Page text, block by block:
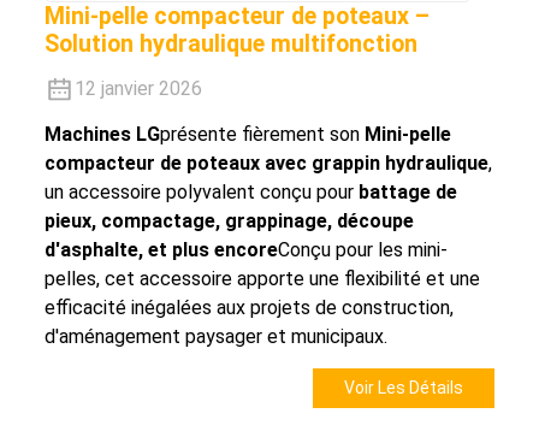
Mini-pelle compacteur de poteaux –
Solution hydraulique multifonction
12 janvier 2026
Machines LGprésente fièrement son Mini-pelle
compacteur de poteaux avec grappin hydraulique,
un accessoire polyvalent conçu pour battage de
pieux, compactage, grappinage, découpe
d'asphalte, et plus encoreConçu pour les mini-
pelles, cet accessoire apporte une flexibilité et une
efficacité inégalées aux projets de construction,
d'aménagement paysager et municipaux.
Voir Les Détails